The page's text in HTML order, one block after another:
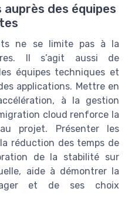
des équipes
ne se limite pas à la
Il s’agit aussi de
équipes techniques et
applications. Mettre en
à la gestion
cloud renforce la
projet. Présenter les
réduction des temps de
de la stabilité sur
aide à démontrer la
et de ses choix